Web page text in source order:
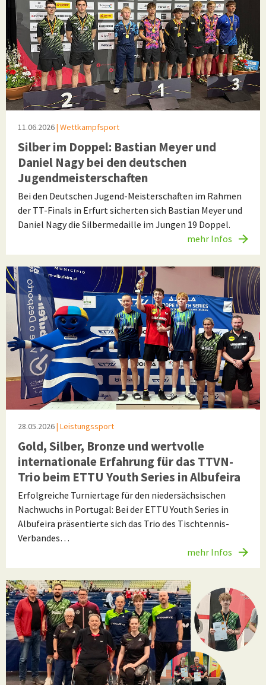
11.06.2026| Wettkampfsport
Silber im Doppel: Bastian Meyer und
Daniel Nagy bei den deutschen
Jugendmeisterschaften
Bei den Deutschen Jugend-Meisterschaften im Rahmen
der TT-Finals in Erfurt sicherten sich Bastian Meyer und
Daniel Nagy die Silbermedaille im Jungen 19 Doppel.
mehr Infos
28.05.2026| Leistungssport
Gold, Silber, Bronze und wertvolle
internationale Erfahrung für das TTVN-
Trio beim ETTU Youth Series in Albufeira
Erfolgreiche Turniertage für den niedersächsischen
Nachwuchs in Portugal: Bei der ETTU Youth Series in
Albufeira präsentierte sich das Trio des Tischtennis-
Verbandes…
mehr Infos